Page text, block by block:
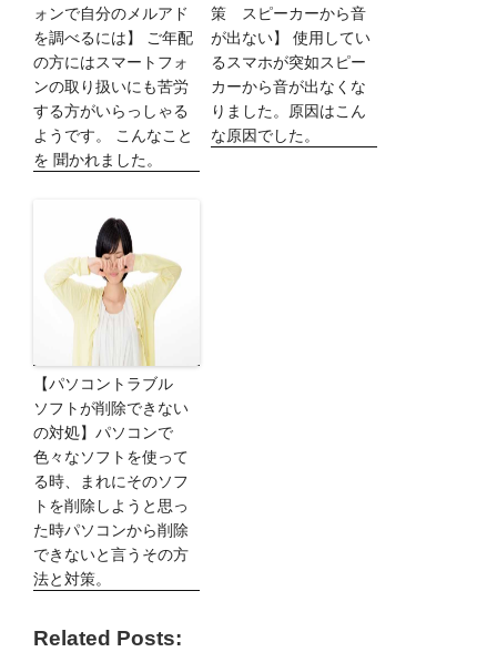
ォンで自分のメルアド
を調べるには】 ご年配
の方にはスマートフォ
ンの取り扱いにも苦労
する方がいらっしゃる
ようです。 こんなこと
を 聞かれました。
策 スピーカーから音
が出ない】 使用してい
るスマホが突如スピー
カーから音が出なくな
りました。原因はこん
な原因でした。
【パソコントラブル
ソフトが削除できない
の対処】パソコンで
色々なソフトを使って
る時、まれにそのソフ
トを削除しようと思っ
た時パソコンから削除
できないと言うその方
法と対策。
Related Posts: